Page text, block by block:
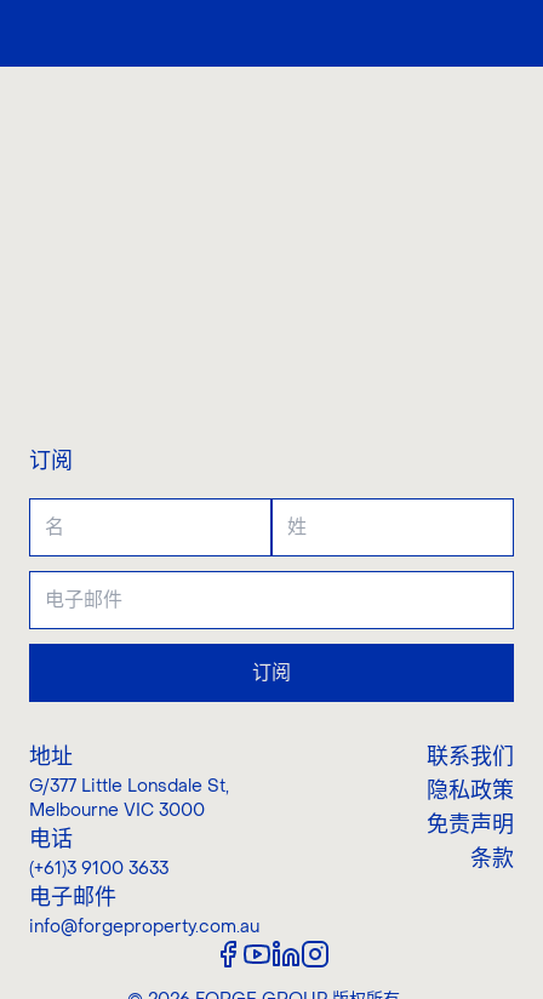
订阅
订阅
地址
G/377 Little Lonsdale St,
Melbourne VIC 3000
电话
(+61)3 9100 3633
电子邮件
info@forgeproperty.com.au
联系我们
隐私政策
免责声明
条款